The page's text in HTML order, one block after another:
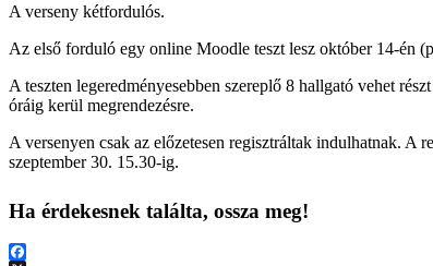
A verseny kétfordulós.
Az első forduló egy online Moodle teszt lesz október 14-én
A teszten legeredményesebben szereplő 8 hallgató vehet
óráig kerül megrendezésre.
A versenyen csak az előzetesen regisztráltak indulhatnak.
szeptember 30. 15.30-ig.
Ha érdekesnek találta, ossza meg!